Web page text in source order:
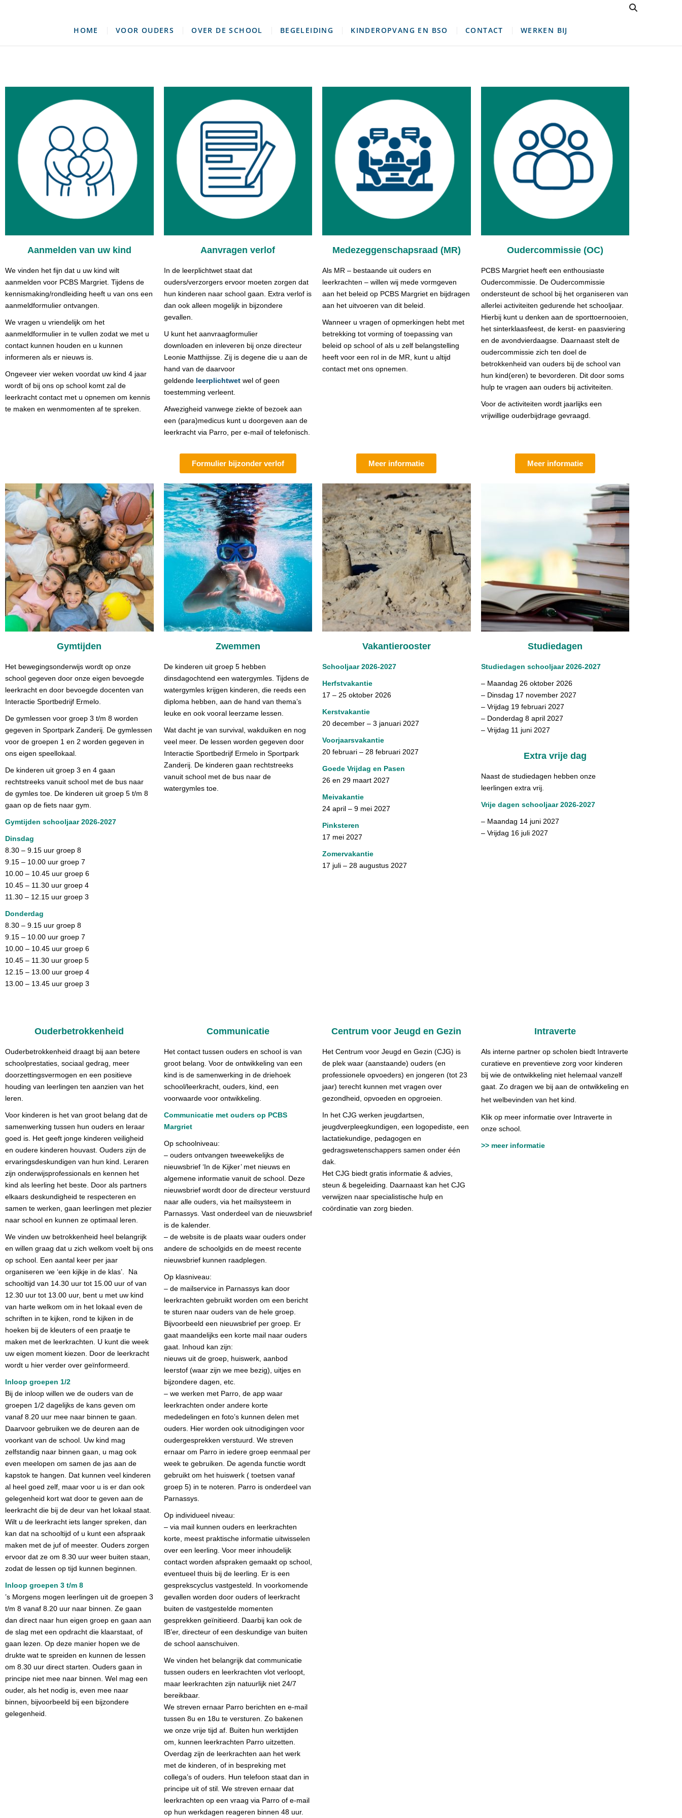
HOME VOOR OUDERS OVER DE SCHOOL BEGELEIDING KINDEROPVANG EN BSO CONTACT WERKEN BIJ
Aanmelden van uw kind
We vinden het fijn dat u uw kind wilt
aanmelden voor PCBS Margriet. Tijdens de
kennismaking/rondleiding heeft u van ons een
aanmeldformulier ontvangen.
We vragen u vriendelijk om het
aanmeldformulier in te vullen zodat we met u
contact kunnen houden en u kunnen
informeren als er nieuws is.
Ongeveer vier weken voordat uw kind 4 jaar
wordt of bij ons op school komt zal de
leerkracht contact met u opnemen om kennis
te maken en wenmomenten af te spreken.
Aanvragen verlof
In de leerplichtwet staat dat
ouders/verzorgers ervoor moeten zorgen dat
hun kinderen naar school gaan. Extra verlof is
dan ook alleen mogelijk in bijzondere
gevallen.
U kunt het aanvraagformulier
downloaden en inleveren bij onze directeur
Leonie Matthijsse. Zij is degene die u aan de
hand van de daarvoor
geldende leerplichtwet wel of geen
toestemming verleent.
Afwezigheid vanwege ziekte of bezoek aan
een (para)medicus kunt u doorgeven aan de
leerkracht via Parro, per e-mail of telefonisch.
Medezeggenschapsraad (MR)
Als MR – bestaande uit ouders en
leerkrachten – willen wij mede vormgeven
aan het beleid op PCBS Margriet en bijdragen
aan het uitvoeren van dit beleid.
Wanneer u vragen of opmerkingen hebt met
betrekking tot vorming of toepassing van
beleid op school of als u zelf belangstelling
heeft voor een rol in de MR, kunt u altijd
contact met ons opnemen.
Oudercommissie (OC)
PCBS Margriet heeft een enthousiaste
Oudercommissie. De Oudercommissie
ondersteunt de school bij het organiseren van
allerlei activiteiten gedurende het schooljaar.
Hierbij kunt u denken aan de sporttoernooien,
het sinterklaasfeest, de kerst- en paasviering
en de avondvierdaagse. Daarnaast stelt de
oudercommissie zich ten doel de
betrokkenheid van ouders bij de school van
hun kind(eren) te bevorderen. Dit door soms
hulp te vragen aan ouders bij activiteiten.
Voor de activiteiten wordt jaarlijks een
vrijwillige ouderbijdrage gevraagd.
Formulier bijzonder verlof Meer informatie Meer informatie
Gymtijden
Het bewegingsonderwijs wordt op onze
school gegeven door onze eigen bevoegde
leerkracht en door bevoegde docenten van
Interactie Sportbedrijf Ermelo.
De gymlessen voor groep 3 t/m 8 worden
gegeven in Sportpark Zanderij. De gymlessen
voor de groepen 1 en 2 worden gegeven in
ons eigen speellokaal.
De kinderen uit groep 3 en 4 gaan
rechtstreeks vanuit school met de bus naar
de gymles toe. De kinderen uit groep 5 t/m 8
gaan op de fiets naar gym.
Gymtijden schooljaar 2026-2027
Dinsdag
8.30 – 9.15 uur groep 8
9.15 – 10.00 uur groep 7
10.00 – 10.45 uur groep 6
10.45 – 11.30 uur groep 4
11.30 – 12.15 uur groep 3
Donderdag
8.30 – 9.15 uur groep 8
9.15 – 10.00 uur groep 7
10.00 – 10.45 uur groep 6
10.45 – 11.30 uur groep 5
12.15 – 13.00 uur groep 4
13.00 – 13.45 uur groep 3
Zwemmen
De kinderen uit groep 5 hebben
dinsdagochtend een watergymles. Tijdens de
watergymles krijgen kinderen, die reeds een
diploma hebben, aan de hand van thema’s
leuke en ook vooral leerzame lessen.
Wat dacht je van survival, wakduiken en nog
veel meer. De lessen worden gegeven door
Interactie Sportbedrijf Ermelo in Sportpark
Zanderij. De kinderen gaan rechtstreeks
vanuit school met de bus naar de
watergymles toe.
Vakantierooster
Schooljaar 2026-2027
Herfstvakantie
17 – 25 oktober 2026
Kerstvakantie
20 december – 3 januari 2027
Voorjaarsvakantie
20 februari – 28 februari 2027
Goede Vrijdag en Pasen
26 en 29 maart 2027
Meivakantie
24 april – 9 mei 2027
Pinksteren
17 mei 2027
Zomervakantie
17 juli – 28 augustus 2027
Studiedagen
Studiedagen schooljaar 2026-2027
– Maandag 26 oktober 2026
– Dinsdag 17 november 2027
– Vrijdag 19 februari 2027
– Donderdag 8 april 2027
– Vrijdag 11 juni 2027
Extra vrije dag
Naast de studiedagen hebben onze
leerlingen extra vrij.
Vrije dagen schooljaar 2026-2027
– Maandag 14 juni 2027
– Vrijdag 16 juli 2027
Ouderbetrokkenheid
Ouderbetrokkenheid draagt bij aan betere
schoolprestaties, sociaal gedrag, meer
doorzettingsvermogen en een positieve
houding van leerlingen ten aanzien van het
leren.
Voor kinderen is het van groot belang dat de
samenwerking tussen hun ouders en leraar
goed is. Het geeft jonge kinderen veiligheid
en oudere kinderen houvast. Ouders zijn de
ervaringsdeskundigen van hun kind. Leraren
zijn onderwijsprofessionals en kennen het
kind als leerling het beste. Door als partners
elkaars deskundigheid te respecteren en
samen te werken, gaan leerlingen met plezier
naar school en kunnen ze optimaal leren.
We vinden uw betrokkenheid heel belangrijk
en willen graag dat u zich welkom voelt bij ons
op school. Een aantal keer per jaar
organiseren we ‘een kijkje in de klas’. Na
schooltijd van 14.30 uur tot 15.00 uur of van
12.30 uur tot 13.00 uur, bent u met uw kind
van harte welkom om in het lokaal even de
schriften in te kijken, rond te kijken in de
hoeken bij de kleuters of een praatje te
maken met de leerkrachten. U kunt die week
uw eigen moment kiezen. Door de leerkracht
wordt u hier verder over geïnformeerd.
Inloop groepen 1/2
Bij de inloop willen we de ouders van de
groepen 1/2 dagelijks de kans geven om
vanaf 8.20 uur mee naar binnen te gaan.
Daarvoor gebruiken we de deuren aan de
voorkant van de school. Uw kind mag
zelfstandig naar binnen gaan, u mag ook
even meelopen om samen de jas aan de
kapstok te hangen. Dat kunnen veel kinderen
al heel goed zelf, maar voor u is er dan ook
gelegenheid kort wat door te geven aan de
leerkracht die bij de deur van het lokaal staat.
Wilt u de leerkracht iets langer spreken, dan
kan dat na schooltijd of u kunt een afspraak
maken met de juf of meester. Ouders zorgen
ervoor dat ze om 8.30 uur weer buiten staan,
zodat de lessen op tijd kunnen beginnen.
Inloop groepen 3 t/m 8
’s Morgens mogen leerlingen uit de groepen 3
t/m 8 vanaf 8.20 uur naar binnen. Ze gaan
dan direct naar hun eigen groep en gaan aan
de slag met een opdracht die klaarstaat, of
gaan lezen. Op deze manier hopen we de
drukte wat te spreiden en kunnen de lessen
om 8.30 uur direct starten. Ouders gaan in
principe niet mee naar binnen. Wel mag een
ouder, als het nodig is, even mee naar
binnen, bijvoorbeeld bij een bijzondere
gelegenheid.
Communicatie
Het contact tussen ouders en school is van
groot belang. Voor de ontwikkeling van een
kind is de samenwerking in de driehoek
school/leerkracht, ouders, kind, een
voorwaarde voor ontwikkeling.
Communicatie met ouders op PCBS
Margriet
Op schoolniveau:
– ouders ontvangen tweewekelijks de
nieuwsbrief ‘In de Kijker’ met nieuws en
algemene informatie vanuit de school. Deze
nieuwsbrief wordt door de directeur verstuurd
naar alle ouders, via het mailsysteem in
Parnassys. Vast onderdeel van de nieuwsbrief
is de kalender.
– de website is de plaats waar ouders onder
andere de schoolgids en de meest recente
nieuwsbrief kunnen raadplegen.
Op klasniveau:
– de mailservice in Parnassys kan door
leerkrachten gebruikt worden om een bericht
te sturen naar ouders van de hele groep.
Bijvoorbeeld een nieuwsbrief per groep. Er
gaat maandelijks een korte mail naar ouders
gaat. Inhoud kan zijn:
nieuws uit de groep, huiswerk, aanbod
leerstof (waar zijn we mee bezig), uitjes en
bijzondere dagen, etc.
– we werken met Parro, de app waar
leerkrachten onder andere korte
mededelingen en foto’s kunnen delen met
ouders. Hier worden ook uitnodigingen voor
oudergesprekken verstuurd. We streven
ernaar om Parro in iedere groep eenmaal per
week te gebruiken. De agenda functie wordt
gebruikt om het huiswerk ( toetsen vanaf
groep 5) in te noteren. Parro is onderdeel van
Parnassys.
Op individueel niveau:
– via mail kunnen ouders en leerkrachten
korte, meest praktische informatie uitwisselen
over een leerling. Voor meer inhoudelijk
contact worden afspraken gemaakt op school,
eventueel thuis bij de leerling. Er is een
gesprekscyclus vastgesteld. In voorkomende
gevallen worden door ouders of leerkracht
buiten de vastgestelde momenten
gesprekken geïnitieerd. Daarbij kan ook de
IB’er, directeur of een deskundige van buiten
de school aanschuiven.
We vinden het belangrijk dat communicatie
tussen ouders en leerkrachten vlot verloopt,
maar leerkrachten zijn natuurlijk niet 24/7
bereikbaar.
We streven ernaar Parro berichten en e-mail
tussen 8u en 18u te versturen. Zo bakenen
we onze vrije tijd af. Buiten hun werktijden
om, kunnen leerkrachten Parro uitzetten.
Overdag zijn de leerkrachten aan het werk
met de kinderen, of in bespreking met
collega’s of ouders. Hun telefoon staat dan in
principe uit of stil. We streven ernaar dat
leerkrachten op een vraag via Parro of e-mail
op hun werkdagen reageren binnen 48 uur.
Centrum voor Jeugd en Gezin
Het Centrum voor Jeugd en Gezin (CJG) is
de plek waar (aanstaande) ouders (en
professionele opvoeders) en jongeren (tot 23
jaar) terecht kunnen met vragen over
gezondheid, opvoeden en opgroeien.
In het CJG werken jeugdartsen,
jeugdverpleegkundigen, een logopediste, een
lactatiekundige, pedagogen en
gedragswetenschappers samen onder één
dak.
Het CJG biedt gratis informatie & advies,
steun & begeleiding. Daarnaast kan het CJG
verwijzen naar specialistische hulp en
coördinatie van zorg bieden.
Intraverte
Als interne partner op scholen biedt Intraverte
curatieve en preventieve zorg voor kinderen
bij wie de ontwikkeling niet helemaal vanzelf
gaat. Zo dragen we bij aan de ontwikkeling en
het welbevinden van het kind.
Klik op meer informatie over Intraverte in
onze school.
>> meer informatie